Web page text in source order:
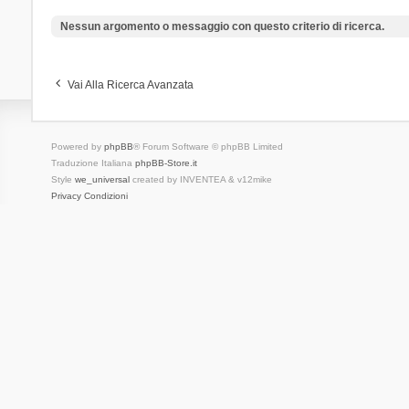
Nessun argomento o messaggio con questo criterio di ricerca.
Vai Alla Ricerca Avanzata
Powered by phpBB® Forum Software © phpBB Limited
Traduzione Italiana phpBB-Store.it
Style we_universalcreated by INVENTEA & v12mike
Privacy Condizioni